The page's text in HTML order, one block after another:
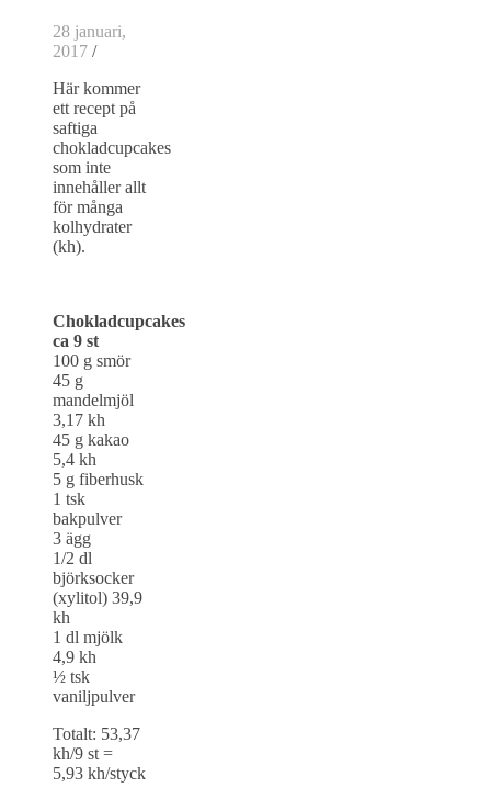
28 januari,
2017 /
Här kommer
ett recept på
saftiga
chokladcupcakes
som inte
innehåller allt
för många
kolhydrater
(kh).
Chokladcupcakes
ca 9 st
100 g smör
45 g
mandelmjöl
3,17 kh
45 g kakao
5,4 kh
5 g fiberhusk
1 tsk
bakpulver
3 ägg
1/2 dl
björksocker
(xylitol) 39,9
kh
1 dl mjölk
4,9 kh
½ tsk
vaniljpulver
Totalt: 53,37
kh/9 st =
5,93 kh/styck